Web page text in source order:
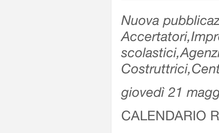
Nuova
giovedì 21
CALENDARIO